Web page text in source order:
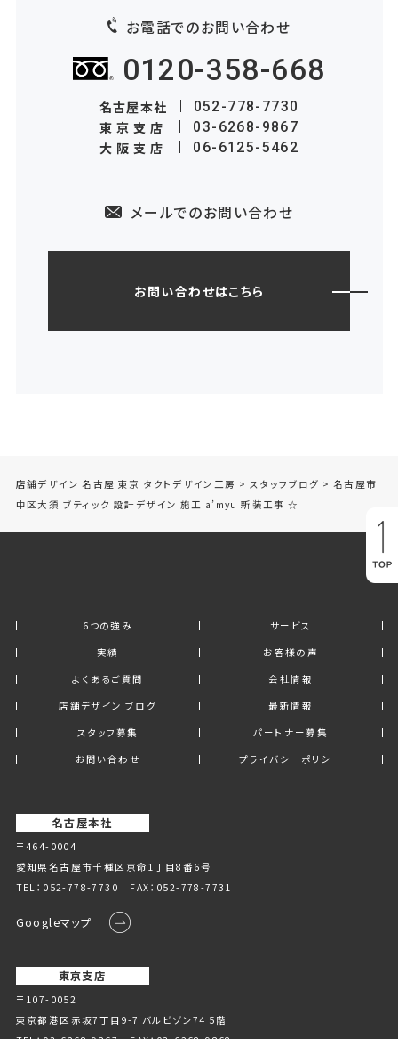
お電話でのお問い合わせ
0120-358-668
名古屋本社 052-778-7730
東京支店 03-6268-9867
大阪支店 06-6125-5462
メールでのお問い合わせ
お問い合わせはこちら
店舗デザイン 名古屋 東京 タクトデザイン工房 > スタッフブログ > 名古屋市
中区大須 ブティック 設計デザイン 施工 a’myu 新装工事 ☆
6つの強み
サービス
実績
お客様の声
よくあるご質問
会社情報
店舗デザイン ブログ
最新情報
スタッフ募集
パートナー募集
お問い合わせ
プライバシーポリシー
名古屋本社
〒464-0004
愛知県名古屋市千種区京命1丁⽬8番6号
TEL： 052-778-7730 FAX：052-778-7731
Googleマップ
東京支店
〒107-0052
東京都港区赤坂7丁目9-7 バルビゾン74 5階